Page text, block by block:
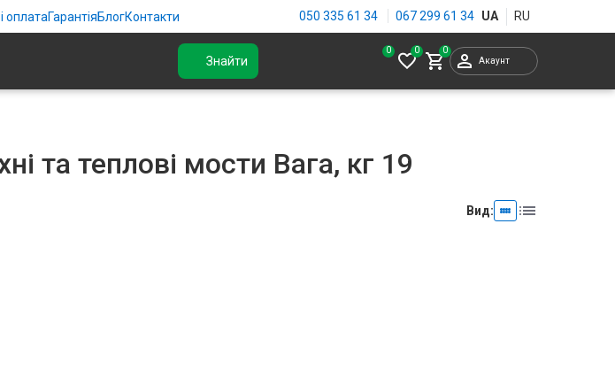
оплатаГарантіяБлогКонтакти 050 335 61 34 067 299 61 34
Знайти
0
Акаунт
та теплові мости Вага, кг 19
Вид: